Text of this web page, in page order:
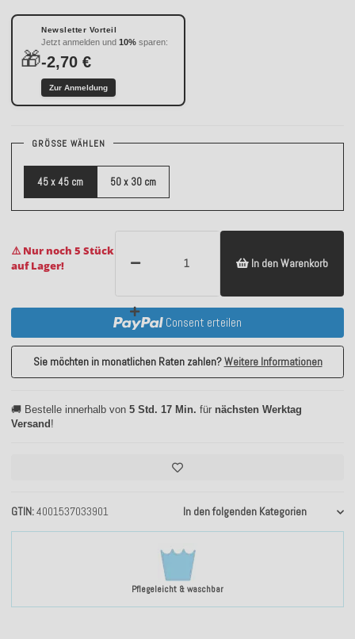
Pflegeleicht & waschbar
GTIN 4001537033901 In den folgenden Kategorien
🎁
Newsletter Vorteil
Jetzt anmelden und 10% sparen:
-2,70 €
Zur Anmeldung
GRÖSSE WÄHLEN
45 x 45 cm 50 x 30 cm
⚠️ Nur noch 5 Stück
auf Lager!
In den Warenkorb
Consent erteilen
Sie möchten in monatlichen Raten zahlen?Weitere Informationen
🚚 Bestelle innerhalb von 5 Std. 17 Min. für nächsten Werktag
Versand !